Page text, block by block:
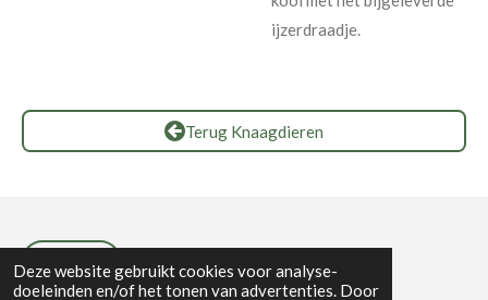
Deze website gebruikt cookies voor analyse-
doeleinden en/of het tonen van advertenties. Door
ijzerdraadje.
Terug Knaagdieren
Privacybeleid